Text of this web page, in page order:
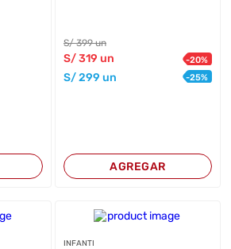
S/399 un
S/319 un -20%
S/299 un -25%
AGREGAR
INFANTI